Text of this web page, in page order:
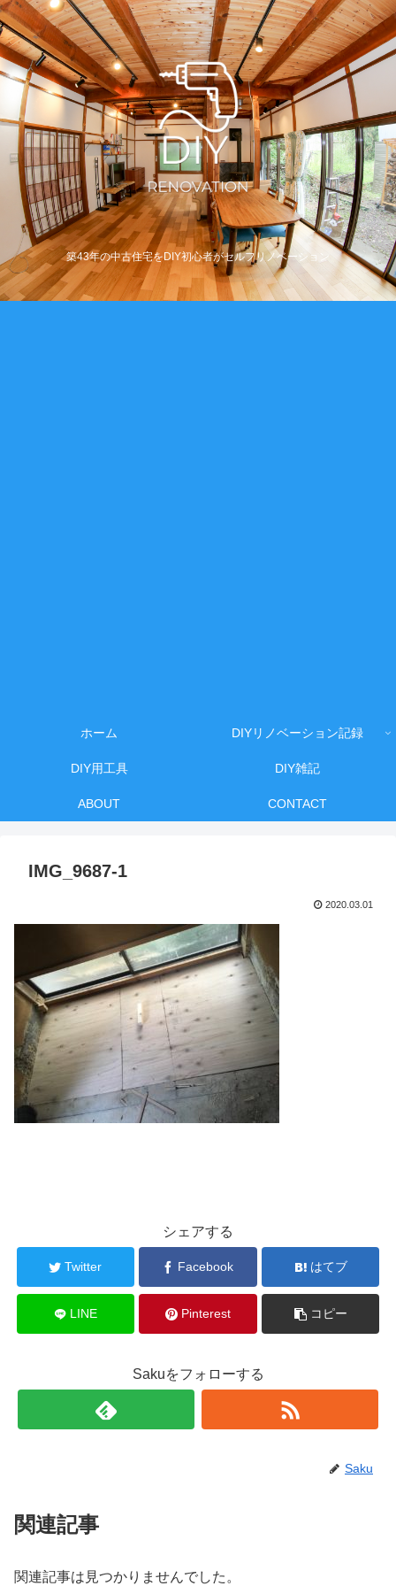
築43年の中古住宅をDIY初心者がセルフリノベーション
ホーム DIYリノベーション記録
DIY用工具 DIY雑記
ABOUT CONTACT
IMG_9687-1
2020.03.01
シェアする
Twitter Facebook はてブ
LINE Pinterest コピー
Sakuをフォローする
Saku
関連記事
関連記事は見つかりませんでした。